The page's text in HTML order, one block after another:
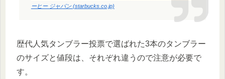
ーヒー ジャパン (starbucks.co.jp)
歴代人気タンブラー投票で選ばれた3本のタンブラー
のサイズと値段は、それぞれ違うので注意が必要で
す。